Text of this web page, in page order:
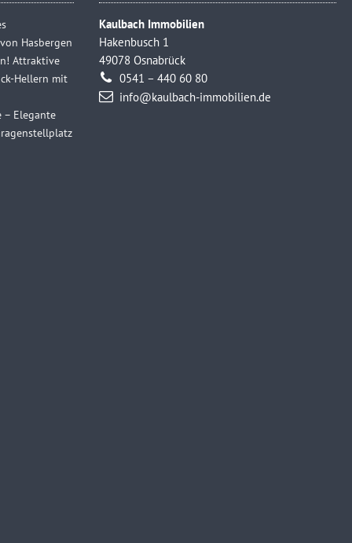
Hasbergen
Attraktive
Hellern mit
– Elegante
Kaulbach Immobilien
Hakenbusch 1
49078 Osnabrück
0541 – 440 60 80
info@kaulbach-immobilien.de